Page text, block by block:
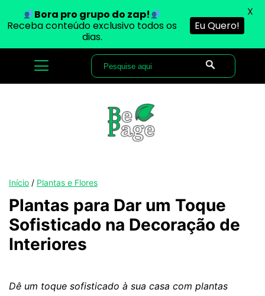
Início / Plantas e Flores
Plantas para Dar um Toque
Sofisticado na Decoração de
Interiores
Dê um toque sofisticado à sua casa com plantas
Bora pro grupo do zap!
Receba conteúdo exclusivo todos os
dias.
Eu Quero!
X